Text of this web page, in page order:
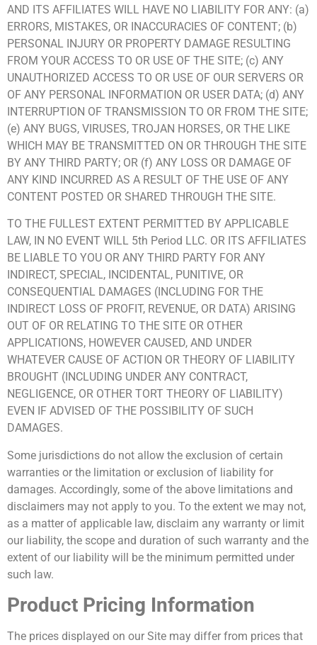
AND ITS AFFILIATES WILL HAVE NO LIABILITY FOR ANY: (a)
ERRORS, MISTAKES, OR INACCURACIES OF CONTENT; (b)
PERSONAL INJURY OR PROPERTY DAMAGE RESULTING
FROM YOUR ACCESS TO OR USE OF THE SITE; (c) ANY
UNAUTHORIZED ACCESS TO OR USE OF OUR SERVERS OR
OF ANY PERSONAL INFORMATION OR USER DATA; (d) ANY
INTERRUPTION OF TRANSMISSION TO OR FROM THE SITE;
(e) ANY BUGS, VIRUSES, TROJAN HORSES, OR THE LIKE
WHICH MAY BE TRANSMITTED ON OR THROUGH THE SITE
BY ANY THIRD PARTY; OR (f) ANY LOSS OR DAMAGE OF
ANY KIND INCURRED AS A RESULT OF THE USE OF ANY
CONTENT POSTED OR SHARED THROUGH THE SITE.
TO THE FULLEST EXTENT PERMITTED BY APPLICABLE
LAW, IN NO EVENT WILL 5th Period LLC. OR ITS AFFILIATES
BE LIABLE TO YOU OR ANY THIRD PARTY FOR ANY
INDIRECT, SPECIAL, INCIDENTAL, PUNITIVE, OR
CONSEQUENTIAL DAMAGES (INCLUDING FOR THE
INDIRECT LOSS OF PROFIT, REVENUE, OR DATA) ARISING
OUT OF OR RELATING TO THE SITE OR OTHER
APPLICATIONS, HOWEVER CAUSED, AND UNDER
WHATEVER CAUSE OF ACTION OR THEORY OF LIABILITY
BROUGHT (INCLUDING UNDER ANY CONTRACT,
NEGLIGENCE, OR OTHER TORT THEORY OF LIABILITY)
EVEN IF ADVISED OF THE POSSIBILITY OF SUCH
DAMAGES.
Some jurisdictions do not allow the exclusion of certain
warranties or the limitation or exclusion of liability for
damages. Accordingly, some of the above limitations and
disclaimers may not apply to you. To the extent we may not,
as a matter of applicable law, disclaim any warranty or limit
our liability, the scope and duration of such warranty and the
extent of our liability will be the minimum permitted under
such law.
Product Pricing Information
The prices displayed on our Site may differ from prices that